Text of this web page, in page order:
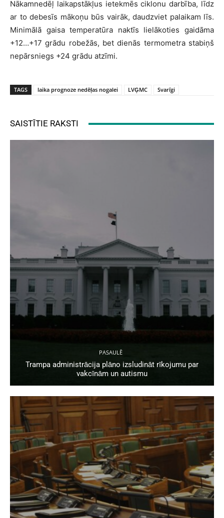
Nākamnedēļ laikapstākļus ietekmēs ciklonu darbība, līdz
ar to debesīs mākoņu būs vairāk, daudzviet palaikam līs.
Minimālā gaisa temperatūra naktīs lielākoties gaidāma
+12…+17 grādu robežās, bet dienās termometra stabiņš
nepārsniegs +24 grādu atzīmi.
TAGS laika prognoze nedēļas nogalei LVĢMC Svarīgi
SAISTĪTIE RAKSTI
PASAULĒ
Trampa administrācija plāno izsludināt rīkojumu par
vakcīnām un autismu